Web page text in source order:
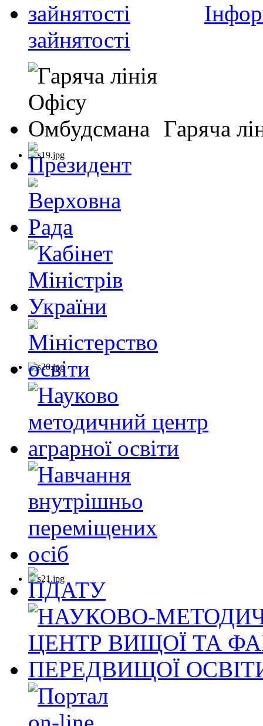
зайнятості
Гаряча